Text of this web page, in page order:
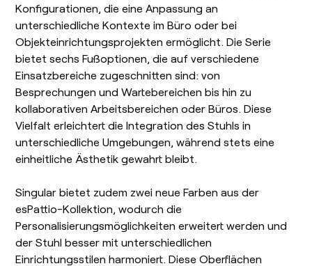
Konfigurationen, die eine Anpassung an
unterschiedliche Kontexte im Büro oder bei
Objekteinrichtungsprojekten ermöglicht. Die Serie
bietet sechs Fußoptionen, die auf verschiedene
Einsatzbereiche zugeschnitten sind: von
Besprechungen und Wartebereichen bis hin zu
kollaborativen Arbeitsbereichen oder Büros. Diese
Vielfalt erleichtert die Integration des Stuhls in
unterschiedliche Umgebungen, während stets eine
einheitliche Ästhetik gewahrt bleibt.
Singular bietet zudem zwei neue Farben aus der
esPattio-Kollektion, wodurch die
Personalisierungsmöglichkeiten erweitert werden und
der Stuhl besser mit unterschiedlichen
Einrichtungsstilen harmoniert. Diese Oberflächen